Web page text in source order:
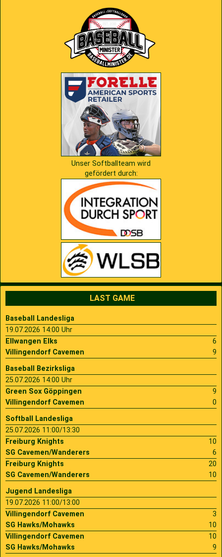
Unser Softballteam wird
gefördert durch:
LAST GAME
Baseball Landesliga
19.07.2026 14:00 Uhr
Ellwangen Elks
6
Villingendorf Cavemen
9
Baseball Bezirksliga
25.07.2026 14:00 Uhr
Green Sox Göppingen
9
Villingendorf Cavemen
0
Softball Landesliga
25.07.2026 11:00/13:30
Freiburg Knights
10
SG Cavemen/Wanderers
6
Freiburg Knights
20
SG Cavemen/Wanderers
10
Jugend Landesliga
19.07.2026 11:00/13:00
Villingendorf Cavemen
3
SG Hawks/Mohawks
10
Villingendorf Cavemen
10
SG Hawks/Mohawks
9